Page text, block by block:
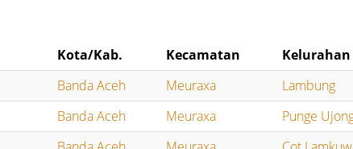
Kota/Kab. Kecamatan
Kelurahan
Banda Aceh Meuraxa
Lambung
Banda Aceh Meuraxa
Punge